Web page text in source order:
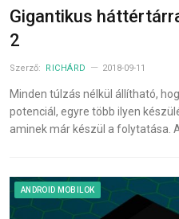
Gigantikus
2
Szerző: RICHÁRD 2018-09-11
Minden túlzás nélkül állítható,
potenciál, egyre több ilyen
aminek már készül a folytatása.
ANDROID MOBILOK